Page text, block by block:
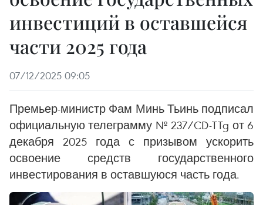
инвестиций в оставшейся
части 2025 года
07/12/2025 09:05
Премьер-министр Фам Минь Тьинь подписал
официальную телеграмму № 237/CD-TTg от 6
декабря 2025 года с призывом ускорить
освоение средств государственного
инвестирования в оставшуюся часть года.